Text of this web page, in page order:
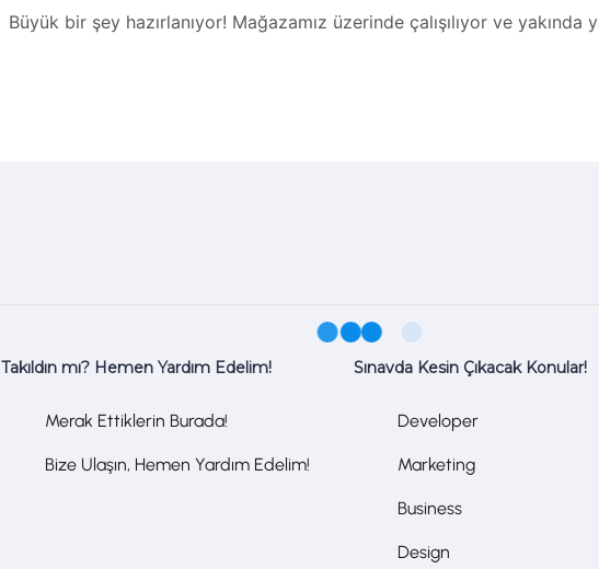
Büyük bir şey hazırlanıyor! Mağazamız üzerinde çalışılıyor ve yakında
Takıldın mı? Hemen Yardım Edelim!
Merak Ettiklerin Burada!
Bize Ulaşın, Hemen Yardım Edelim!
Sınavda Kesin Çıkacak Konular!
Developer
Marketing
Business
Design